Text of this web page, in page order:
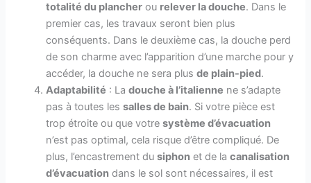
totalité du plancher ou relever la douche. Dans le
premier cas, les travaux seront bien plus
conséquents. Dans le deuxième cas, la douche perd
de son charme avec l’apparition d’une marche pour y
accéder, la douche ne sera plusde plain-pied.
Adaptabilité : Ladouche à l’italienne ne s’adapte
pas à toutes lessalles de bain. Si votre pièce est
trop étroite ou que votresystème d’évacuation
n’est pas optimal, cela risque d’être compliqué. De
plus, l’encastrement dusiphon et de lacanalisation
d’évacuation dans le sol sont nécessaires, il est